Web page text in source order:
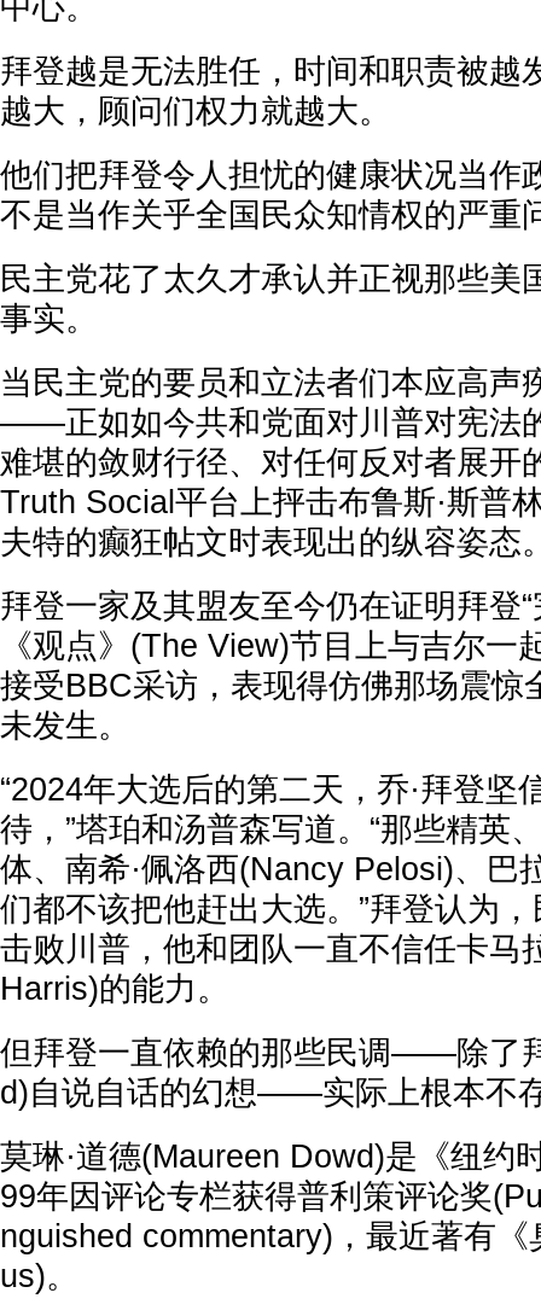
中心。
拜登越是无法胜任，时间和职责被越
越大，顾问们权力就越大。
他们把拜登令人担忧的健康状况当作
不是当作关乎全国民众知情权的严重
民主党花了太久才承认并正视那些美
事实。
当民主党的要员和立法者们本应高声
——正如如今共和党面对川普对宪法
难堪的敛财行径、对任何反对者展开
Truth Social平台上抨击布鲁斯·斯普
夫特的癫狂帖文时表现出的纵容姿态
拜登一家及其盟友至今仍在证明拜登
《观点》(The View)节目上与吉尔一
接受BBC采访，表现得仿佛那场震惊
未发生。
“2024年大选后的第二天，乔·拜登坚
待，”塔珀和汤普森写道。“那些精英
体、南希·佩洛西(Nancy Pelosi)、
们都不该把他赶出大选。”拜登认为
击败川普，他和团队一直不信任卡马
Harris)的能力。
但拜登一直依赖的那些民调——除了
d)自说自话的幻想——实际上根本不
莫琳·道德(Maureen Dowd)是《纽约
99年因评论专栏获得普利策评论奖
nguished commentary)，最近著有
us)。